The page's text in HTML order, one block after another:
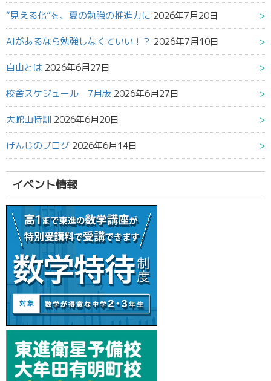
“見える化”を、夏の勉強の推進力に 2026年7月20日
AIがあるなら勉強しなくていい！？ 2026年7月10日
自由とは 2026年6月27日
校舎スケジュール 7月版 2026年6月27日
大蛇山特訓 2026年6月20日
げんじのブログ 2026年6月14日
イベント情報